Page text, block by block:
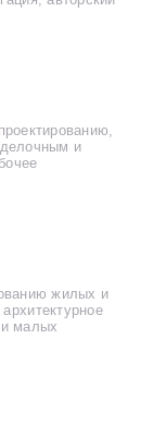
и
жилых и
и малых